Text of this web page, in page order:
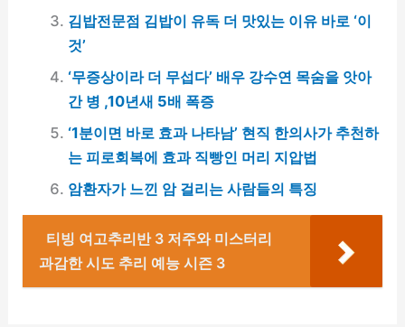
김밥전문점 김밥이 유독 더 맛있는 이유 바로 ‘이
것’
‘무증상이라 더 무섭다’ 배우 강수연 목숨을 앗아
간 병 ,10년새 5배 폭증
‘1분이면 바로 효과 나타남’ 현직 한의사가 추천하
는 피로회복에 효과 직빵인 머리 지압법
암환자가 느낀 암 걸리는 사람들의 특징
티빙 여고추리반 3 저주와 미스터리
과감한 시도 추리 예능 시즌 3